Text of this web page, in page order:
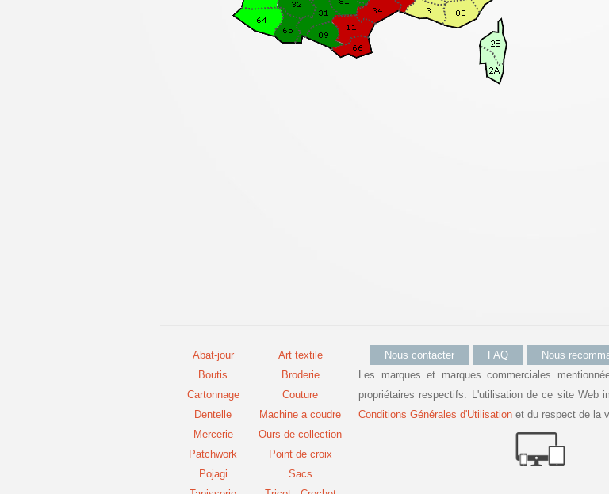
Abat-jour
Art textile
Boutis
Broderie
Cartonnage
Couture
Dentelle
Machine a coudre
Mercerie
Ours de collection
Patchwork
Point de croix
Pojagi
Sacs
Nous contacter FAQ Nous
Les marques et marques commerciales
propriétaires respectifs. L'utilisation de ce site Web
Conditions Générales d'Utilisation et du respect de la